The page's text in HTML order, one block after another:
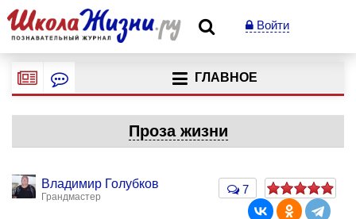
Войти
ГЛАВНОЕ
Проза жизни
Владимир Голубков
Грандмастер
7